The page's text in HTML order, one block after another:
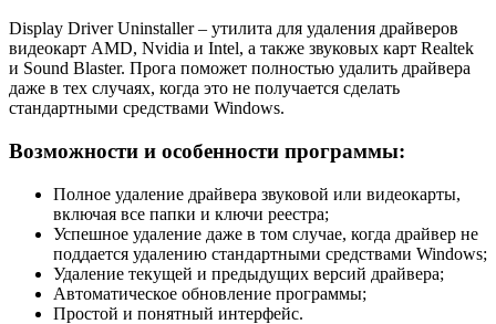
Display Driver Uninstaller – утилита для удаления драйверов
видеокарт AMD, Nvidia и Intel, а также звуковых карт Realtek
и Sound Blaster. Прога поможет полностью удалить драйвера
даже в тех случаях, когда это не получается сделать
стандартными средствами Windows.
Возможности и особенности программы:
Полное удаление драйвера звуковой или видеокарты,
включая все папки и ключи реестра;
Успешное удаление даже в том случае, когда драйвер не
поддается удалению стандартными средствами Windows;
Удаление текущей и предыдущих версий драйвера;
Автоматическое обновление программы;
Простой и понятный интерфейс.